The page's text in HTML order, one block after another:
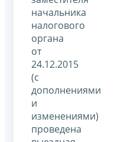
начальника
налогового
органа
от
24.12.2015
(с
дополнениями
и
изменениями)
проведена